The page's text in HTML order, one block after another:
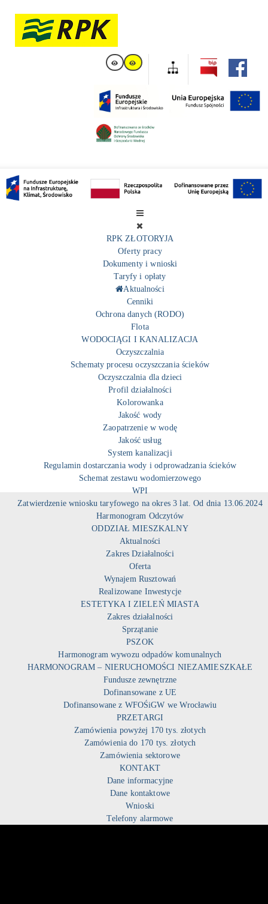
RPK ZŁOTORYJA
Oferty pracy
Dokumenty i wnioski
Taryfy i opłaty
Aktualności
Cenniki
Ochrona danych (RODO)
Flota
WODOCIĄGI I KANALIZACJA
Oczyszczalnia
Schematy procesu oczyszczania ścieków
Oczyszczalnia dla dzieci
Profil działalności
Kolorowanka
Jakość wody
Zaopatrzenie w wodę
Jakość usług
System kanalizacji
Regulamin dostarczania wody i odprowadzania ścieków
Schemat zestawu wodomierzowego
WPI
Zatwierdzenie wniosku taryfowego na okres 3 lat. Od dnia 13.06.2024
Harmonogram Odczytów
ODDZIAŁ MIESZKALNY
Aktualności
Zakres Działalności
Oferta
Wynajem Rusztowań
Realizowane Inwestycje
ESTETYKA I ZIELEŃ MIASTA
Zakres działalności
Sprzątanie
PSZOK
Harmonogram wywozu odpadów komunalnych
HARMONOGRAM – NIERUCHOMOŚCI NIEZAMIESZKAŁE
Fundusze zewnętrzne
Dofinansowane z UE
Dofinansowane z WFOŚiGW we Wrocławiu
PRZETARGI
Zamówienia powyżej 170 tys. złotych
Zamówienia do 170 tys. złotych
Zamówienia sektorowe
KONTAKT
Dane informacyjne
Dane kontaktowe
Wnioski
Telefony alarmowe